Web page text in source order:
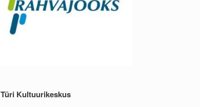
Türi Kultuurikeskus